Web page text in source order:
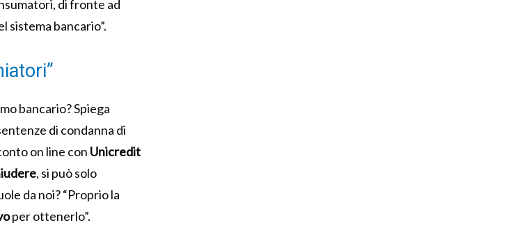
di fronte ad
sistema bancario”.
bancario? Spiega
di condanna di
on line con Unicredit
, si può solo
da noi? “Proprio la
per ottenerlo”.